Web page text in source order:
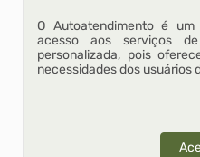
O Autoatendimento é
acesso aos serviços
personalizada, pois
necessidades dos usuários